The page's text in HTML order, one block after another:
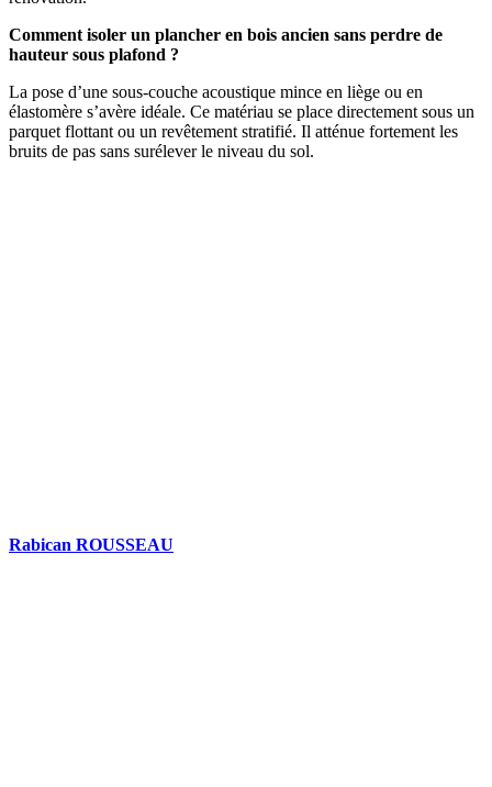
Comment isoler un plancher en bois ancien sans perdre de
hauteur sous plafond ?
La pose d’une sous-couche acoustique mince en liège ou en
élastomère s’avère idéale. Ce matériau se place directement sous un
parquet flottant ou un revêtement stratifié. Il atténue fortement les
bruits de pas sans surélever le niveau du sol.
Rabican ROUSSEAU